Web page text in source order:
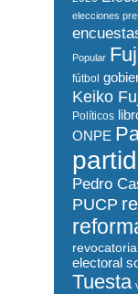
elecciones
Popular
fútbol
Keiko
Políticos
ONPE
Pedro
PUCP
revocatoria
electoral
Tuesta